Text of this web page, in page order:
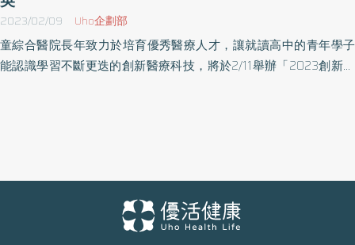
2023/02/09 Uho企劃部
童綜合醫院長年致力於培育優秀醫療人才，讓就讀高中的青年學子
能認識學習不斷更迭的創新醫療科技，將於2/11舉辦「2023創新醫
校長劉坤源、清水高中校長蕭建華、清水高中鄒明浩主任、中港高
中校長簡崐鎰、龍津高中校長賴炘棠、衛道中學教務主任彭大慶、